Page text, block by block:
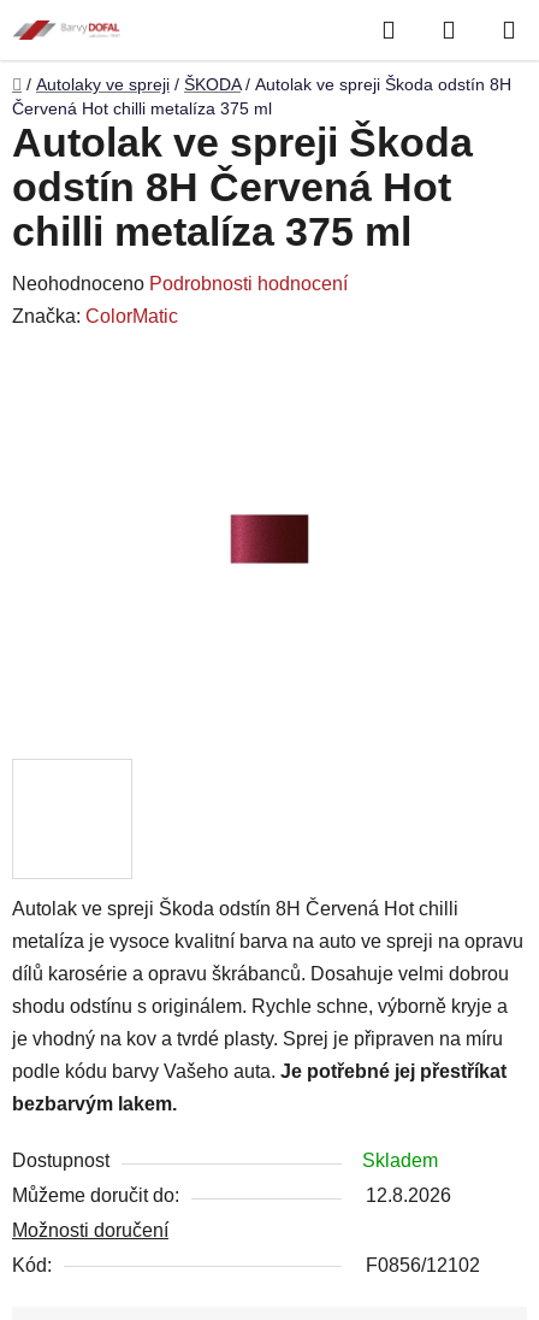
na
obsah
Hledat
KOŠÍK
Domů
/ Autolaky ve spreji / ŠKODA / Autolak ve spreji Škoda odstín 8H
Červená Hot chilli metalíza 375 ml
Autolak ve spreji Škoda odstín 8H Červená Hot chilli
metalíza je vysoce kvalitní barva na auto ve spreji na opravu
dílů karosérie a opravu škrábanců. Dosahuje velmi dobrou
shodu odstínu s originálem. Rychle schne, výborně kryje a
je vhodný na kov a tvrdé plasty. Sprej je připraven na míru
podle kódu barvy Vašeho auta. Je potřebné jej přestříkat
bezbarvým lakem.
Dostupnost
Skladem
Můžeme doručit do:
12.8.2026
Možnosti doručení
Kód:
F0856/12102
Autolak ve spreji Škoda
odstín 8H Červená Hot
chilli metalíza 375 ml
Průměrné
hodnocení
Neohodnoceno Podrobnosti hodnocení
Značka: ColorMatic